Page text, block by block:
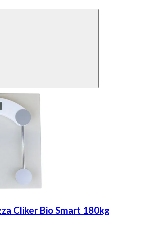
Cliker Bio Smart 180kg